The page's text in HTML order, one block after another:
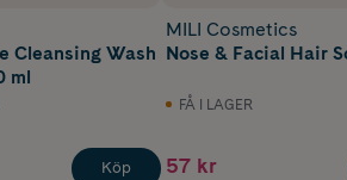
Cleansing Wash
ml
Köp
MILI Cosmetics
Nose & Facial Hair
FÅ I LAGER
57 kr